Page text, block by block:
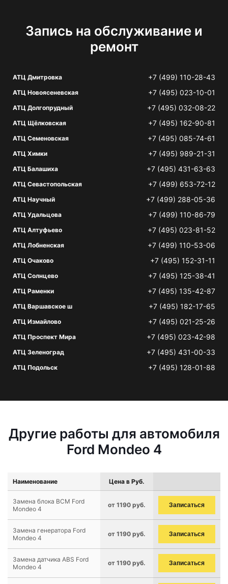
Запись на обслуживание и
ремонт
АТЦ Дмитровка +7 (499) 110-28-43
АТЦ Новоясеневская +7 (495) 023-10-01
АТЦ Долгопрудный +7 (495) 032-08-22
АТЦ Щёлковская +7 (495) 162-90-81
АТЦ Семеновская +7 (495) 085-74-61
АТЦ Химки +7 (495) 989-21-31
АТЦ Балашиха +7 (495) 431-63-63
АТЦ Севастопольская +7 (499) 653-72-12
АТЦ Научный +7 (499) 288-05-36
АТЦ Удальцова +7 (499) 110-86-79
АТЦ Алтуфьево +7 (495) 023-81-52
АТЦ Лобненская +7 (499) 110-53-06
АТЦ Очаково +7 (495) 152-31-11
АТЦ Солнцево +7 (495) 125-38-41
АТЦ Раменки +7 (495) 135-42-87
АТЦ Варшавское ш +7 (495) 182-17-65
АТЦ Измайлово +7 (495) 021-25-26
АТЦ Проспект Мира +7 (495) 023-42-98
АТЦ Зеленоград +7 (495) 431-00-33
АТЦ Подольск +7 (495) 128-01-88
Другие работы для автомобиля
Ford Mondeo 4
Наименование Цена в Руб.
Замена блока BCM Ford
Mondeo 4
от 1190 руб. Записаться
Замена генератора Ford
Mondeo 4
от 1190 руб. Записаться
Замена датчика ABS Ford
Mondeo 4
от 1190 руб. Записаться